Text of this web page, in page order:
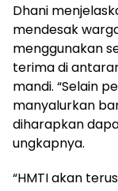
Dhani
mendesak
menggunakan
terima di
mandi. “Selain
manyalurkan
diharapkan
ungkapnya.
“HMTI akan